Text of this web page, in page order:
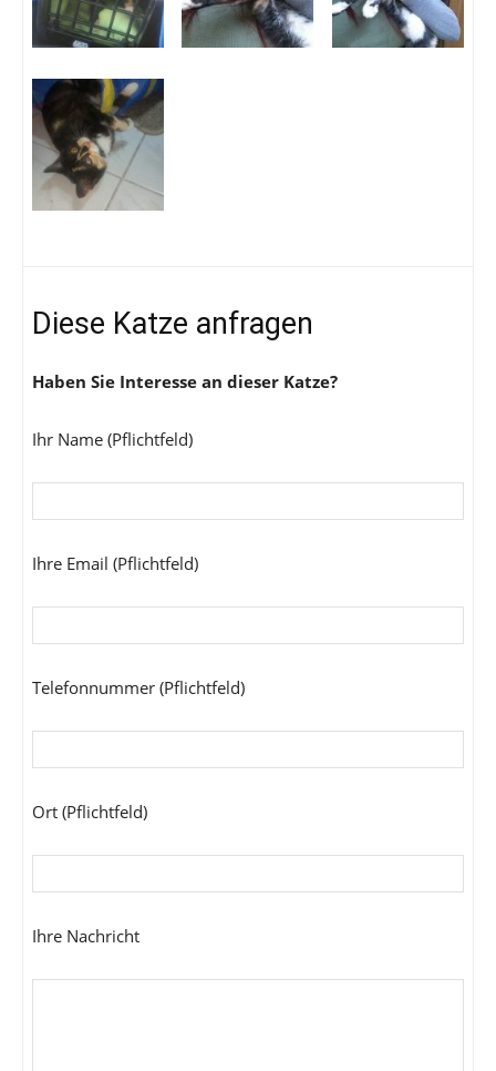
Diese Katze anfragen
Haben Sie Interesse an dieser Katze?
Ihr Name (Pflichtfeld)
Ihre Email (Pflichtfeld)
Telefonnummer (Pflichtfeld)
Ort (Pflichtfeld)
Ihre Nachricht